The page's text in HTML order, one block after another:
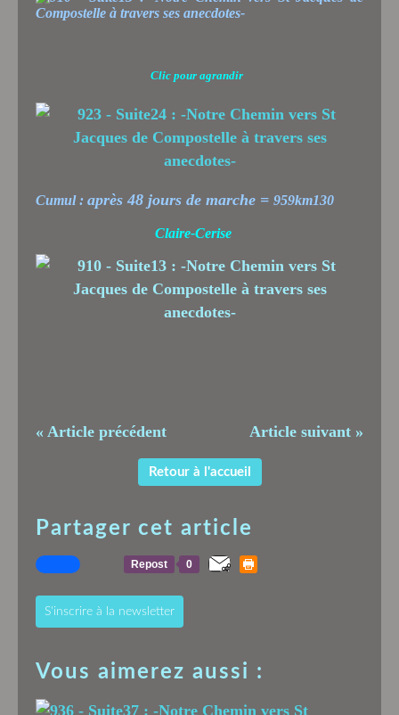
Clic pour agrandir
Cumul : après 48 jours de marche = 959km130
Claire-Cerise
« Article précédent Article suivant »
Retour à l'accueil
Partager cet article
Repost 0
S'inscrire à la newsletter
Vous aimerez aussi :